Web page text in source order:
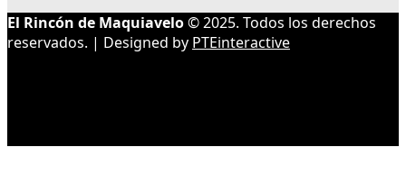
El Rincón de Maquiavelo© 2025. Todos los derechos
reservados. | Designed by PTEinteractive